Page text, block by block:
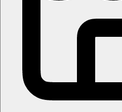
nápojů místní výroby
Zmrzlina, káva a čaj
Zdarma:stolní tenis, fitness.
Za poplatek: